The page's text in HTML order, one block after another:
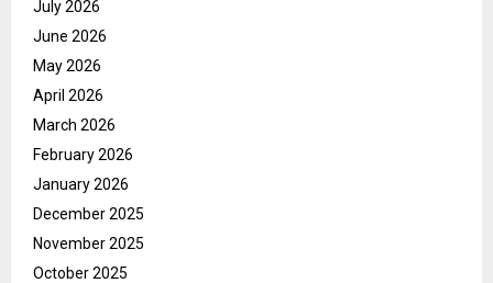
July 2026
June 2026
May 2026
April 2026
March 2026
February 2026
January 2026
December 2025
November 2025
October 2025